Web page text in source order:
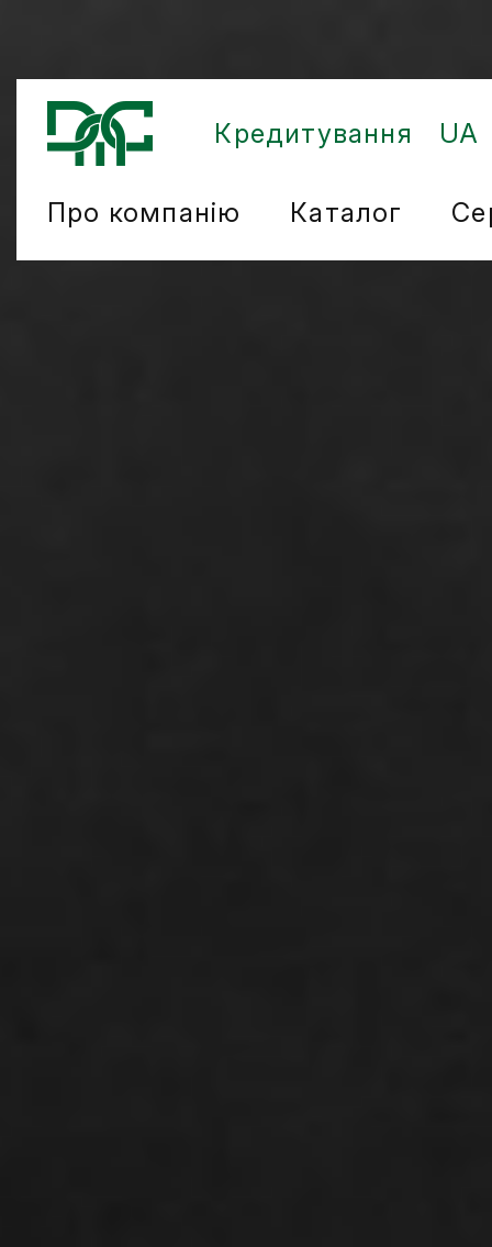
Про компанію Каталог
UA
Кредитування